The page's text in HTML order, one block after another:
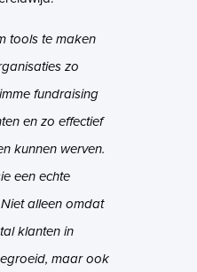
tools te maken
zo
fundraising
en zo effectief
kunnen werven.
een echte
alleen omdat
klanten in
maar ook